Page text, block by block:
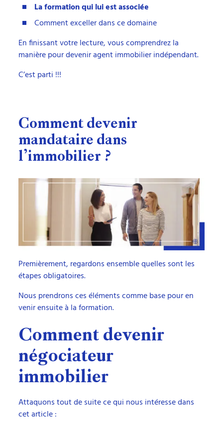
La formation qui lui est associée
Comment exceller dans ce domaine
En finissant votre lecture, vous comprendrez la
manière pour devenir agent immobilier indépendant.
C’est parti !!!
Comment devenir
mandataire dans
l’immobilier ?
Premièrement, regardons ensemble quelles sont les
étapes obligatoires.
Nous prendrons ces éléments comme base pour en
venir ensuite à la formation.
Comment devenir
négociateur
immobilier
Attaquons tout de suite ce qui nous intéresse dans
cet article :